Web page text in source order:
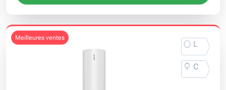
meilleures ventes
L
C